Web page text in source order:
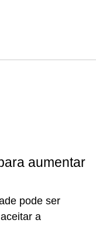
aumentar
pode ser
a